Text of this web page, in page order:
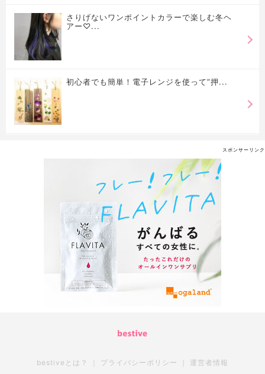
さりげないワンポイントカラーで楽しむ冬ヘ
アー♡...
初心者でも簡単！電子レンジを使って”押...
スポンサーリンク
bestiveとは？ プライバシーポリシー
運営者情報